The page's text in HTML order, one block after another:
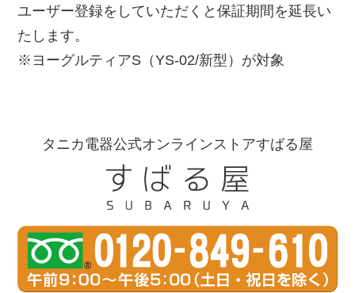
ユーザー登録をしていただくと保証期間を延長い
たします。
※ヨーグルティアS（YS-02/新型）が対象
タニカ電器公式オンラインストアすばる屋